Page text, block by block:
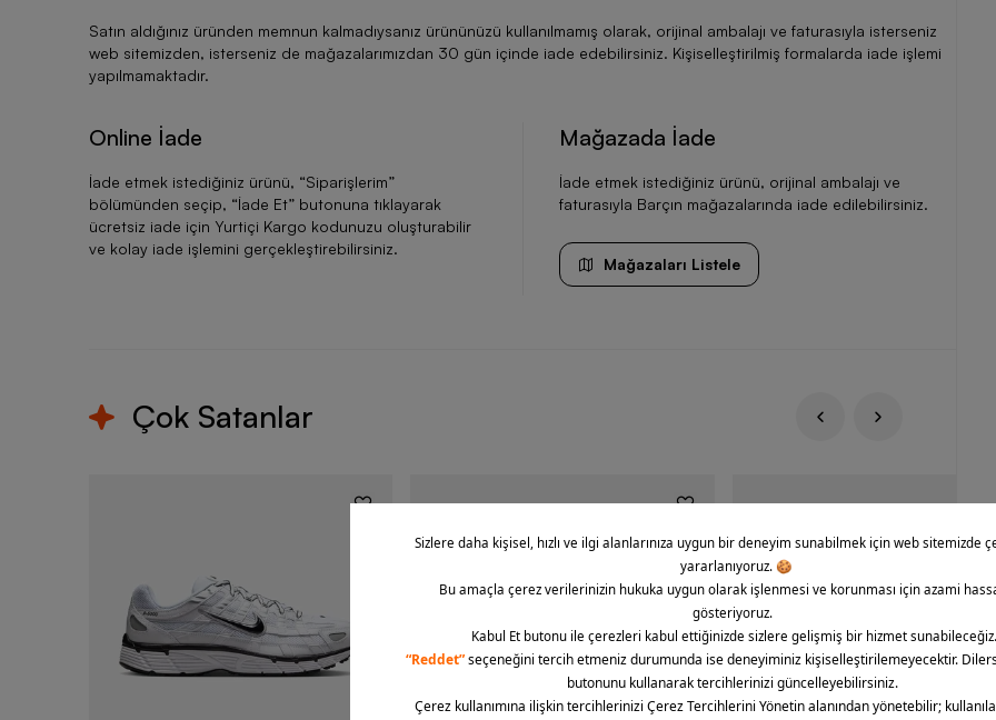
Satın aldığınız üründen memnun kalmadıysanız ürününüzü kullanılmamış olarak, orijinal ambalajı ve faturasıyla isterseniz
web sitemizden, isterseniz de mağazalarımızdan 30 gün içinde iade edebilirsiniz. Kişiselleştirilmiş formalarda iade işlemi
yapılmamaktadır.
Online İade
İade etmek istediğiniz ürünü, “Siparişlerim”
bölümünden seçip, “İade Et” butonuna tıklayarak
ücretsiz iade için Yurtiçi Kargo kodunuzu oluşturabilir
ve kolay iade işlemini gerçekleştirebilirsiniz.
Mağazada İade
İade etmek istediğiniz ürünü, orijinal ambalajı ve
faturasıyla Barçın mağazalarında iade edilebilirsiniz.
Mağazaları Listele
Çok Satanlar